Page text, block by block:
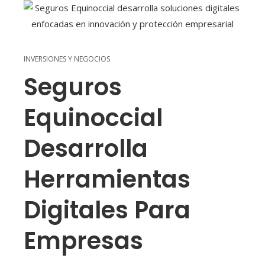
INVERSIONES Y NEGOCIOS
Seguros
Equinoccial
Desarrolla
Herramientas
Digitales Para
Empresas